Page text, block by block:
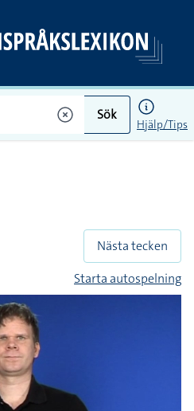
Sök
Hjälp/Tips
Nästa tecken
Starta autospelning